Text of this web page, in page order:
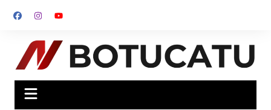
para
conteúdo